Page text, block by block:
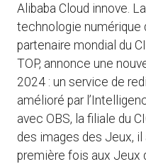
Alibaba Cloud innove.
technologie numérique
partenaire mondial du
TOP, annonce une
2024 : un service de
amélioré par
avec OBS, la filiale du
des images des Jeux,
première fois aux Jeux